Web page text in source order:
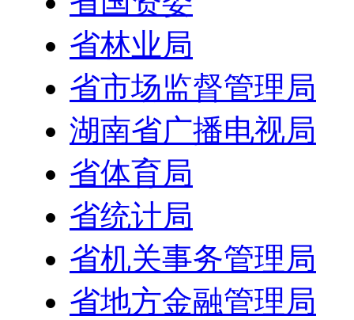
省林业局
省市场监督管理局
湖南省广播电视局
省体育局
省统计局
省机关事务管理局
省地方金融管理局